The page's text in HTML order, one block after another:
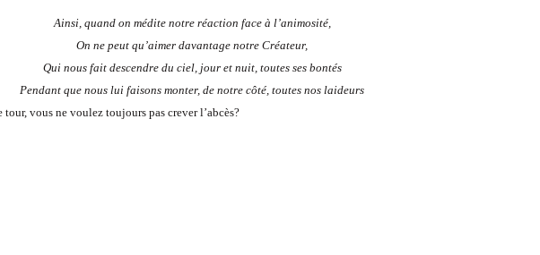
Ainsi, quand on médite notre réaction face à l’animosité,
On ne peut qu’aimer davantage notre Créateur,
Qui nous fait descendre du ciel, jour et nuit, toutes ses bontés
Pendant que nous lui faisons monter, de notre côté, toutes nos laideurs
tour, vous ne voulez toujours pas crever l’abcès?